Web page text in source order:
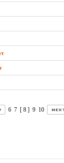
6 7 [ 8 ] 9 10